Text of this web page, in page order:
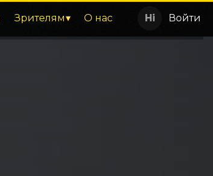
Зрителям О нас Войти